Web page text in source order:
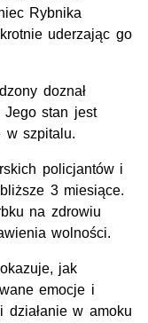
Rybnika
uderzając go
doznał
Jego stan jest
w szpitalu.
policjantów i
3 miesiące.
na zdrowiu
wolności.
jak
emocje i
w amoku